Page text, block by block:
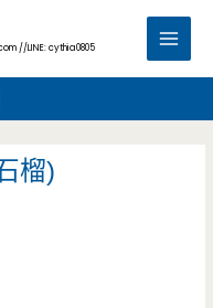
//LINE: cythia0805
Main
榴)